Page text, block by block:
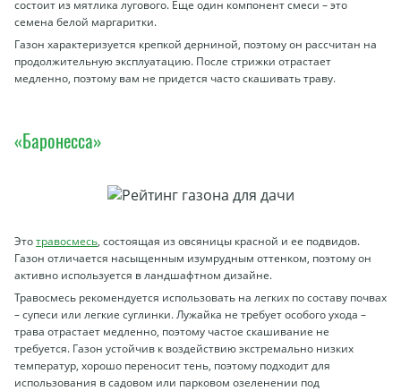
состоит из мятлика лугового. Еще один компонент смеси – это
семена белой маргаритки.
Газон характеризуется крепкой дерниной, поэтому он рассчитан на
продолжительную эксплуатацию. После стрижки отрастает
медленно, поэтому вам не придется часто скашивать траву.
«Баронесса»
Этотравосмесь, состоящая из овсяницы красной и ее подвидов.
Газон отличается насыщенным изумрудным оттенком, поэтому он
активно используется в ландшафтном дизайне.
Травосмесь рекомендуется использовать на легких по составу почвах
– супеси или легкие суглинки. Лужайка не требует особого ухода –
трава отрастает медленно, поэтому частое скашивание не
требуется. Газон устойчив к воздействию экстремально низких
температур, хорошо переносит тень, поэтому подходит для
использования в садовом или парковом озеленении под